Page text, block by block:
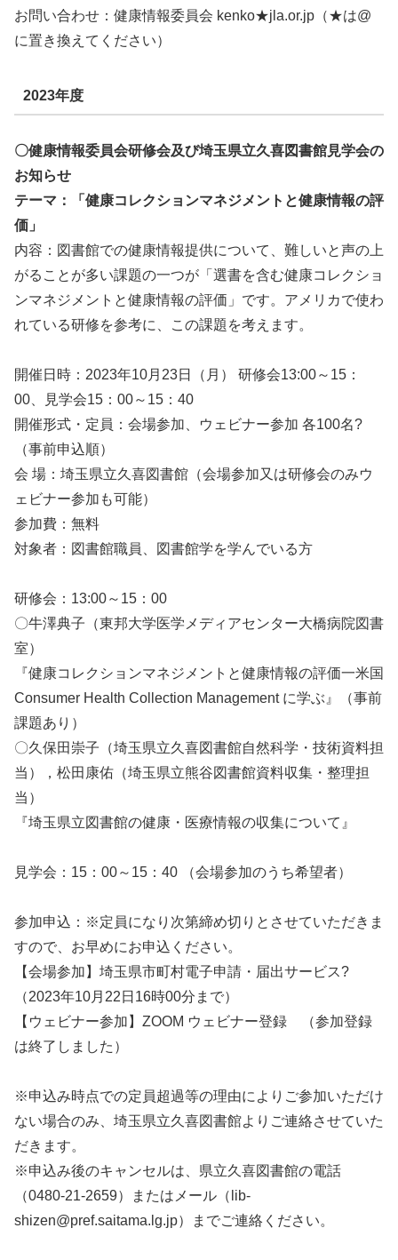
お問い合わせ：健康情報委員会 kenko★jla.or.jp（★は@
に置き換えてください）
2023年度
〇健康情報委員会研修会及び埼玉県立久喜図書館見学会の
お知らせ
テーマ：「健康コレクションマネジメントと健康情報の評
価」
内容：図書館での健康情報提供について、難しいと声の上
がることが多い課題の一つが「選書を含む健康コレクショ
ンマネジメントと健康情報の評価」です。アメリカで使わ
れている研修を参考に、この課題を考えます。
開催日時：2023年10月23日（月） 研修会13:00～15：
00、見学会15：00～15：40
開催形式・定員：会場参加、ウェビナー参加 各100名?
（事前申込順）
会 場：埼玉県立久喜図書館（会場参加又は研修会のみウ
ェビナー参加も可能）
参加費：無料
対象者：図書館職員、図書館学を学んでいる方
研修会：13:00～15：00
〇牛澤典子（東邦大学医学メディアセンター大橋病院図書
室）
『健康コレクションマネジメントと健康情報の評価一米国
Consumer Health Collection Management に学ぶ』（事前
課題あり）
〇久保田崇子（埼玉県立久喜図書館自然科学・技術資料担
当），松田康佑（埼玉県立熊谷図書館資料収集・整理担
当）
『埼玉県立図書館の健康・医療情報の収集について』
見学会：15：00～15：40 （会場参加のうち希望者）
参加申込：※定員になり次第締め切りとさせていただきま
すので、お早めにお申込ください。
【会場参加】埼玉県市町村電子申請・届出サービス?
（2023年10月22日16時00分まで）
【ウェビナー参加】ZOOM ウェビナー登録 （参加登録
は終了しました）
※申込み時点での定員超過等の理由によりご参加いただけ
ない場合のみ、埼玉県立久喜図書館よりご連絡させていた
だきます。
※申込み後のキャンセルは、県立久喜図書館の電話
（0480‐21‐2659）またはメール（lib-
shizen@pref.saitama.lg.jp）までご連絡ください。